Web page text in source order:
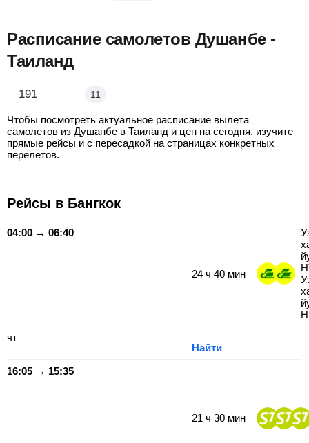
Расписание самолетов Душанбе -
Таиланд
Душанбе - Бангкок
191 11
Чтобы посмотреть актуальное расписание вылета
самолетов из Душанбе в Таиланд и цен на сегодня, изучите
прямые рейсы и с пересадкой на страницах конкретных
перелетов.
Рейсы в Бангкок
04:00 → 06:40
24 ч 40 мин
чт
Найти
16:05 → 15:35
21 ч 30 мин